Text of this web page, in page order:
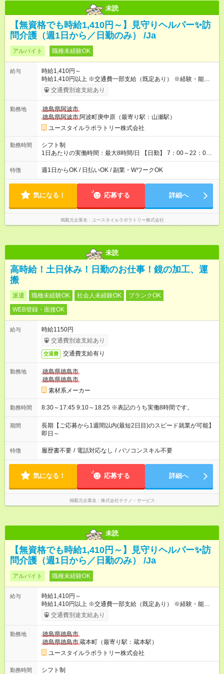
未読
【無資格でも時給1,410円～】見守りヘルパー✨訪
問介護（週1日から／日勤のみ） /Ja
アルバイト 職種未経験OK
給与
時給1,410円～
時給1,410円以上 ※交通費一部支給（既定あり） ※経験・能力を
考慮して決定します 【収入例】 週1回勤務の場合：1,410円×8時
間×4回=4万5,120円 週3回勤務の場合：1,410円×8時間×12回
5,600円 【試用期間】試用期間あり 試用期間の長さ：2ヶ月
※ 雇用形態と給与に、本採用時と異なる部分があります。 雇用
形態：本採用時と同じです。 給与：時給 1,050円以上
交通費別途支給あり
勤務地
徳島県阿波市
徳島県阿波市 阿波町庚申原（最寄り駅：山瀬駅）
ユースタイルラボラトリー株式会社
勤務時間
シフト制
1日あたりの実働時間：最大8時間/日 【日勤】 7：00～22：00
の間で8時間勤務（休憩時間は法定通り） ※週1日～OK ／ 夜勤
なし ＊＊ 勤務時間例 ＊＊ ■8時から17時 ■9時から18時 ■10
定（毎週同じ曜日勤務）
特徴 週1日からOK / 日払いOK / 副業・WワークOK
気になる！ 応募する 詳細へ
掲載元企業名 ユースタイルラボラトリー株式会社
未読
高時給！土日休み！日勤のお仕事！鏡の加工、運
搬
派遣 職種未経験OK 社会人未経験OK
ブランクOK
WEB登録・面接OK
給与
時給1150円
交通費別途支給あり
交通費 交通費支給有り
勤務地
徳島県徳島市
徳島県徳島市
素材系メーカー
勤務時間 8:30～17:45 9:10～18:25 ※表記のうち実働8時間です。
期間
長期【ご応募から1週間以内(最短2日目)のスピード就業が可能】
即日～
特徴 履歴書不要 / 電話対応なし / パソコンスキル不要
気になる！ 応募する 詳細へ
掲載元企業名 株式会社テクノ・サービス
未読
【無資格でも時給1,410円～】見守りヘルパー✨訪
問介護（週1日から／日勤のみ） /Ja
アルバイト 職種未経験OK
給与
時給1,410円～
時給1,410円以上 ※交通費一部支給（既定あり） ※経験・能力を
考慮して決定します 【収入例】 週1回勤務の場合：1,410円×8時
間×4回=4万5,120円 週3回勤務の場合：1,410円×8時間×12回
5,600円 【試用期間】試用期間あり 試用期間の長さ：2ヶ月
※ 雇用形態と給与に、本採用時と異なる部分があります。 雇用
形態：本採用時と同じです。 給与：時給 1,050円以上
交通費別途支給あり
勤務地
徳島県徳島市
徳島県徳島市蔵本町（最寄り駅：蔵本駅）
ユースタイルラボラトリー株式会社
勤務時間
シフト制